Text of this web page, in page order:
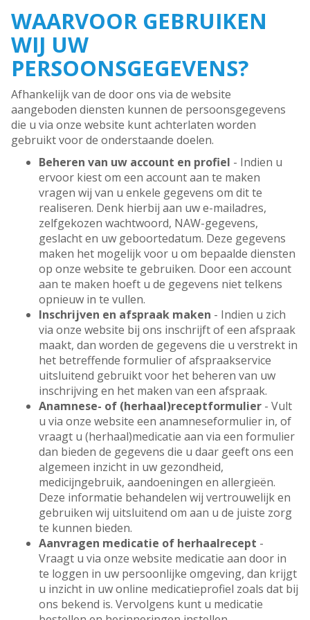
WAARVOOR GEBRUIKEN
WIJ UW
PERSOONSGEGEVENS?
Afhankelijk van de door ons via de website
aangeboden diensten kunnen de persoonsgegevens
die u via onze website kunt achterlaten worden
gebruikt voor de onderstaande doelen.
Beheren van uw account en profiel - Indien u
ervoor kiest om een account aan te maken
vragen wij van u enkele gegevens om dit te
realiseren. Denk hierbij aan uw e-mailadres,
zelfgekozen wachtwoord, NAW-gegevens,
geslacht en uw geboortedatum. Deze gegevens
maken het mogelijk voor u om bepaalde diensten
op onze website te gebruiken. Door een account
aan te maken hoeft u de gegevens niet telkens
opnieuw in te vullen.
Inschrijven en afspraak maken - Indien u zich
via onze website bij ons inschrijft of een afspraak
maakt, dan worden de gegevens die u verstrekt in
het betreffende formulier of afspraakservice
uitsluitend gebruikt voor het beheren van uw
inschrijving en het maken van een afspraak.
Anamnese- of (herhaal)receptformulier - Vult
u via onze website een anamneseformulier in, of
vraagt u (herhaal)medicatie aan via een formulier
dan bieden de gegevens die u daar geeft ons een
algemeen inzicht in uw gezondheid,
medicijngebruik, aandoeningen en allergieën.
Deze informatie behandelen wij vertrouwelijk en
gebruiken wij uitsluitend om aan u de juiste zorg
te kunnen bieden.
Aanvragen medicatie of herhaalrecept -
Vraagt u via onze website medicatie aan door in
te loggen in uw persoonlijke omgeving, dan krijgt
u inzicht in uw online medicatieprofiel zoals dat bij
ons bekend is. Vervolgens kunt u medicatie